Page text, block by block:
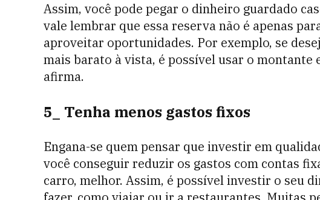
Assim, você pode pegar o dinheiro guardado
vale lembrar que essa reserva não é apenas
aproveitar oportunidades. Por exemplo, se
mais barato à vista, é possível usar o montante
afirma.
5_ Tenha menos gastos fixos
Engana-se quem pensar que investir em
você conseguir reduzir os gastos com contas
carro, melhor. Assim, é possível investir o seu